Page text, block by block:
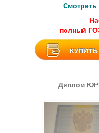
Смотреть
полный
КУПИТЬ
Диплом